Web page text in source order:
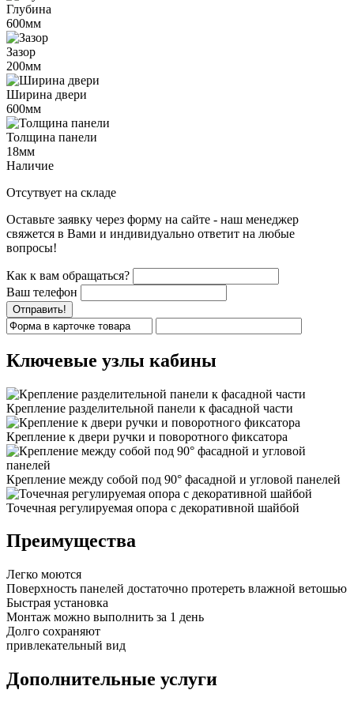
Глубина
600мм
Зазор
200мм
Ширина двери
600мм
Толщина панели
18мм
Наличие
Отсутвует на складе
Оставьте заявку через форму на сайте - наш менеджер
свяжется в Вами и индивидуально ответит на любые
вопросы!
Как к вам обращаться?
Ваш телефон
Отправить!
Ключевые узлы кабины
Крепление разделительной панели к фасадной части
Крепление к двери ручки и поворотного фиксатора
Крепление между собой под 90° фасадной и угловой панелей
Точечная регулируемая опора с декоративной шайбой
Преимущества
Легко моются
Поверхность панелей достаточно протереть влажной ветошью
Быстрая установка
Монтаж можно выполнить за 1 день
Долго сохраняют
привлекательный вид
Дополнительные услуги